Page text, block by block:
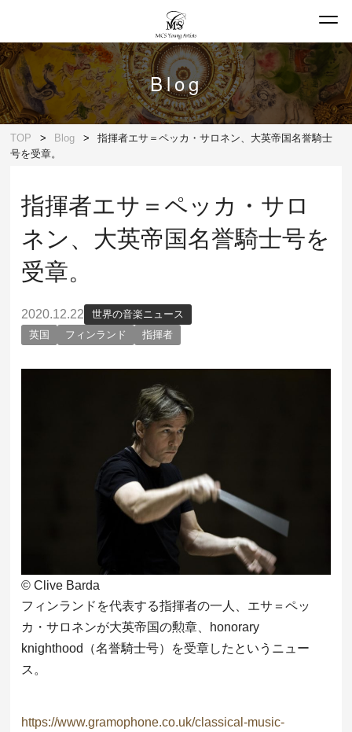
Blog
TOP Blog
指揮者エサ＝ペッカ・サロネン、大英帝国名誉騎士
号を受章。
指揮者エサ＝ペッカ・サロ
ネン、大英帝国名誉騎士号を
受章。
2020.12.22
世界の音楽ニュース
英国
フィンランド 指揮者
© Clive Barda
フィンランドを代表する指揮者の一人、エサ＝ペッ
カ・サロネンが大英帝国の勲章、honorary
knighthood（名誉騎士号）を受章したというニュー
ス。
https://www.gramophone.co.uk/classical-music-